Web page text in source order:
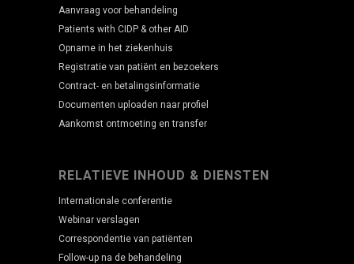
Aanvraag voor behandeling
Patients with CIDP & other AID
Opname in het ziekenhuis
Registratie van patiënt en bezoekers
Contract- en betalingsinformatie
Documenten uploaden naar profiel
Aankomst ontmoeting en transfer
RELATIEVE INHOUD & DIENSTEN
Internationale conferentie
Webinar verslagen
Correspondentie van patiënten
Follow-up na de behandeling